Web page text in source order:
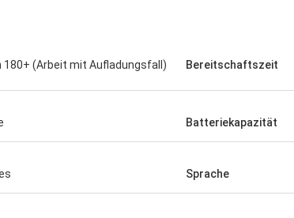
180+ (Arbeit mit Aufladungsfall) Bereitschaftszeit
Batteriekapazität
Sprache